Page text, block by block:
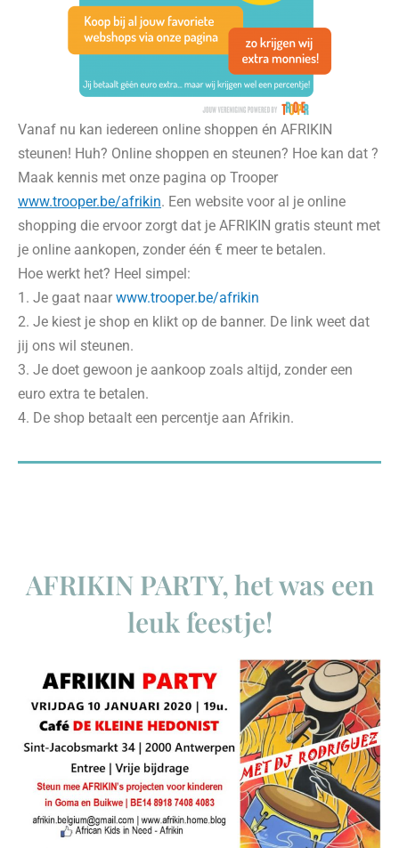
Vanaf nu kan iedereen online shoppen én AFRIKIN
steunen! Huh? Online shoppen en steunen? Hoe kan dat ?
Maak kennis met onze pagina op Trooper
www.trooper.be/afrikin. Een website voor al je online
shopping die ervoor zorgt dat je AFRIKIN gratis steunt met
je online aankopen, zonder één € meer te betalen.
Hoe werkt het? Heel simpel:
1. Je gaat naar www.trooper.be/afrikin
2. Je kiest je shop en klikt op de banner. De link weet dat
jij ons wil steunen.
3. Je doet gewoon je aankoop zoals altijd, zonder een
euro extra te betalen.
4. De shop betaalt een percentje aan Afrikin.
AFRIKIN PARTY, het was een
leuk feestje!